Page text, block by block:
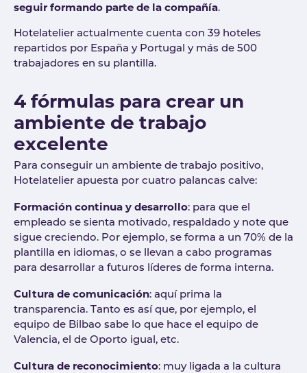
seguir formando parte de la compañía.
Hotelatelier actualmente cuenta con 39 hoteles
repartidos por España y Portugal y más de 500
trabajadores en su plantilla.
4 fórmulas para crear un
ambiente de trabajo
excelente
Para conseguir un ambiente de trabajo positivo,
Hotelatelier apuesta por cuatro palancas calve:
Formación continua y desarrollo: para que el
empleado se sienta motivado, respaldado y note que
sigue creciendo. Por ejemplo, se forma a un 70% de la
plantilla en idiomas, o se llevan a cabo programas
para desarrollar a futuros líderes de forma interna.
Cultura de comunicación: aquí prima la
transparencia. Tanto es así que, por ejemplo, el
equipo de Bilbao sabe lo que hace el equipo de
Valencia, el de Oporto igual, etc.
Cultura de reconocimiento: muy ligada a la cultura